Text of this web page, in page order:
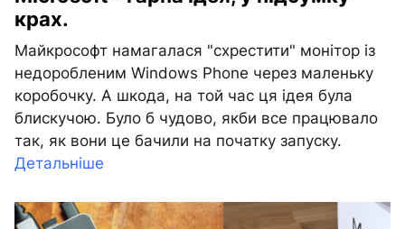
крах.
Майкрософт намагалася "схрестити" монітор із
недоробленим Windows Phone через маленьку
коробочку. А шкода, на той час ця ідея була
блискучою. Було б чудово, якби все працювало
так, як вони це бачили на початку запуску.
Детальніше